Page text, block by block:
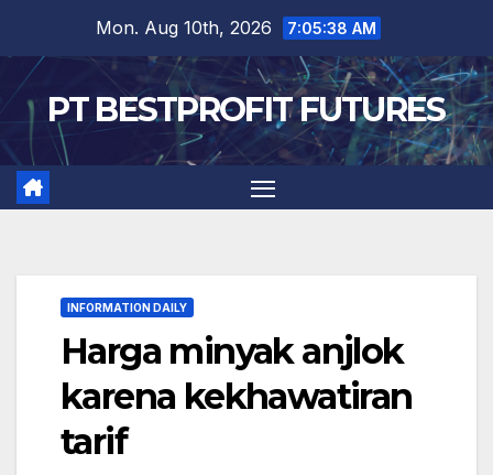
content
Mon. Aug 10th, 2026 7:05:39 AM
PT BESTPROFIT FUTURES
INFORMATION DAILY
Harga minyak anjlok
karena kekhawatiran
tarif